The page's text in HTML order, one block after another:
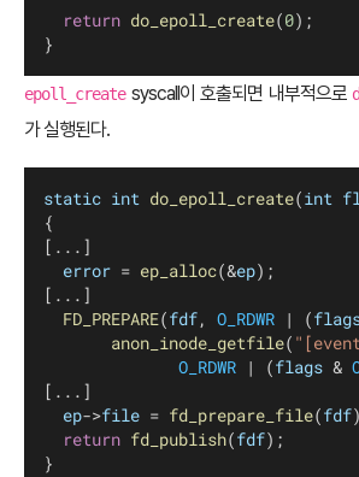
return do_epoll_create(0);
}
epoll_createsyscall이 호출되면 내부적으로
가 실행된다.
static int do_epoll_create(int
{
[...]
error = ep_alloc(&ep);
[...]
FD_PREPARE(fdf, O_RDWR | (
anon_inode_getfile(
O_RDWR | (flags &
[...]
ep->file = fd_prepare_file(fdf
return fd_publish(fdf);
}